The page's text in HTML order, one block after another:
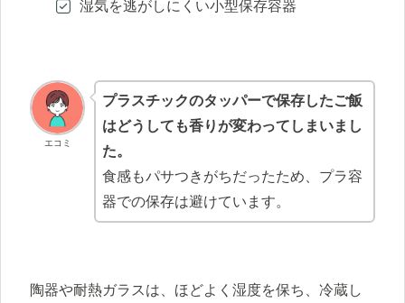
湿気を逃がしにくい小型保存容器
エコミ
プラスチックのタッパーで保存したご飯
はどうしても香りが変わってしまいまし
た。
食感もパサつきがちだったため、プラ容
器での保存は避けています。
陶器や耐熱ガラスは、ほどよく湿度を保ち、冷蔵し